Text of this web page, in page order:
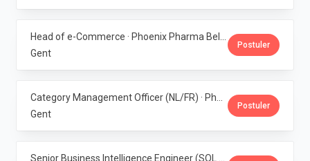
Gent
Postuler
Gent
Postuler